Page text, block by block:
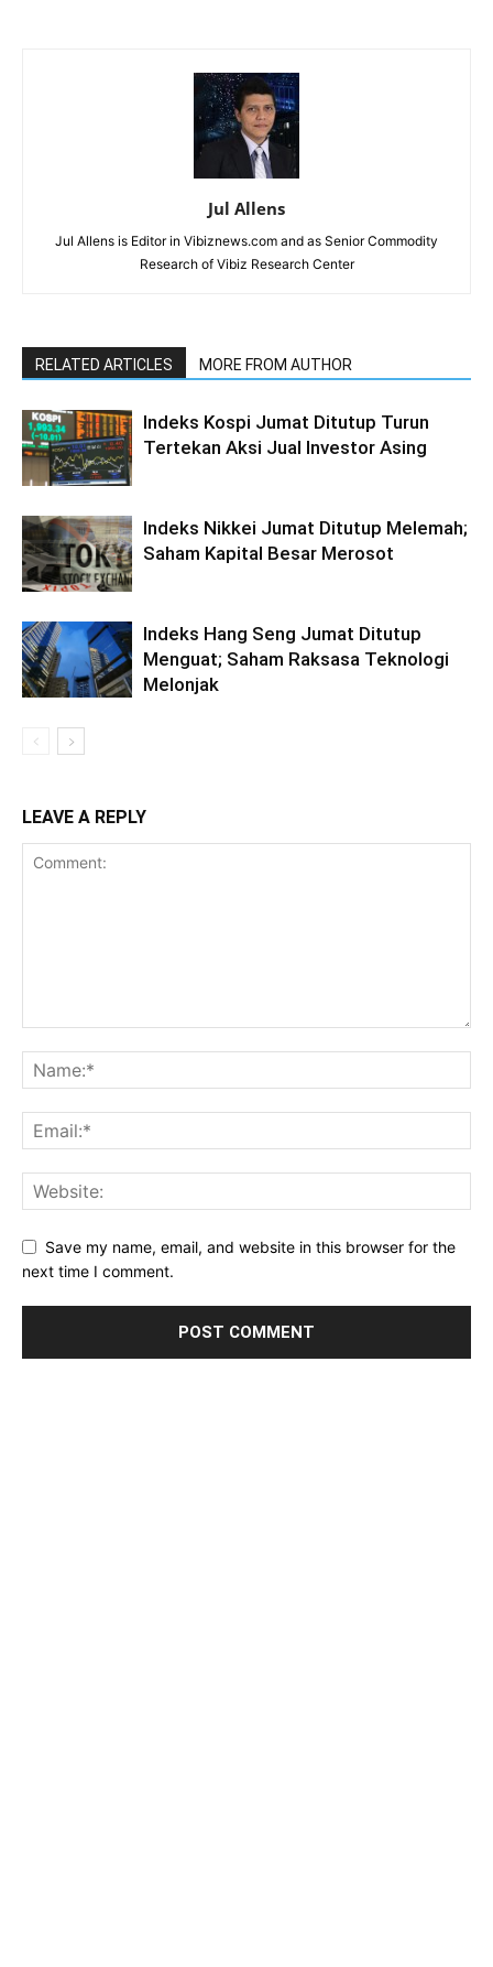
Jul Allens
Jul Allens is Editor in Vibiznews.com and as Senior Commodity
Research of Vibiz Research Center
RELATED ARTICLES MORE FROM AUTHOR
Indeks Kospi Jumat Ditutup Turun
Tertekan Aksi Jual Investor Asing
Indeks Nikkei Jumat Ditutup Melemah;
Saham Kapital Besar Merosot
Indeks Hang Seng Jumat Ditutup
Menguat; Saham Raksasa Teknologi
Melonjak
LEAVE A REPLY
Save my name, email, and website in this browser for the
next time I comment.